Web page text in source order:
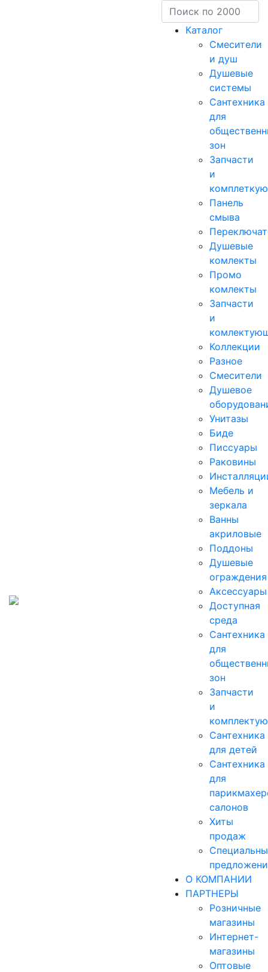
Каталог
Смесители
и душ
Душевые
системы
Сантехника
для
зон
Запчасти
и
Панель
смыва
Душевые
комлекты
Промо
комлекты
Запчасти
и
Коллекции
Разное
Смесители
Душевое
Унитазы
Биде
Писсуары
Раковины
Мебель и
зеркала
Ванны
акриловые
Поддоны
Душевые
ограждения
Аксессуары
Доступная
среда
Cантехника
для
зон
Запчасти
и
Сантехника
для детей
Сантехника
для
салонов
Хиты
продаж
О КОМПАНИИ
ПАРТНЕРЫ
Розничные
магазины
Интернет-
магазины
Оптовые